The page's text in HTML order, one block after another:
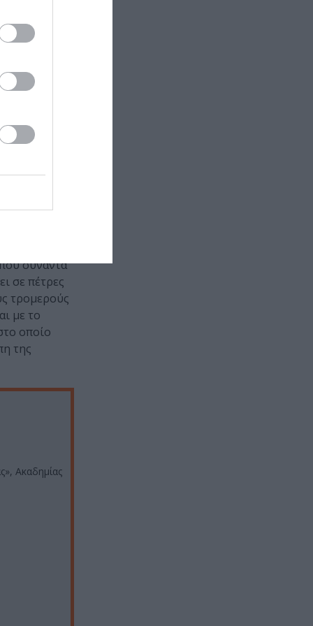
καρπός
Φοκίν και
αρμονίες
ενός
την
χαρίζει
συναντά
σε πέτρες
τρομερούς
με το
οποίο
της
Ακαδημίας